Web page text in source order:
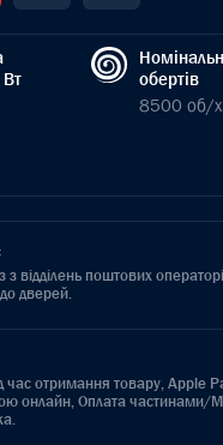
Вт
обертів
8500 об/
з відділень поштових
дверей.
час отримання товару, Apple
онлайн, Оплата частинами/